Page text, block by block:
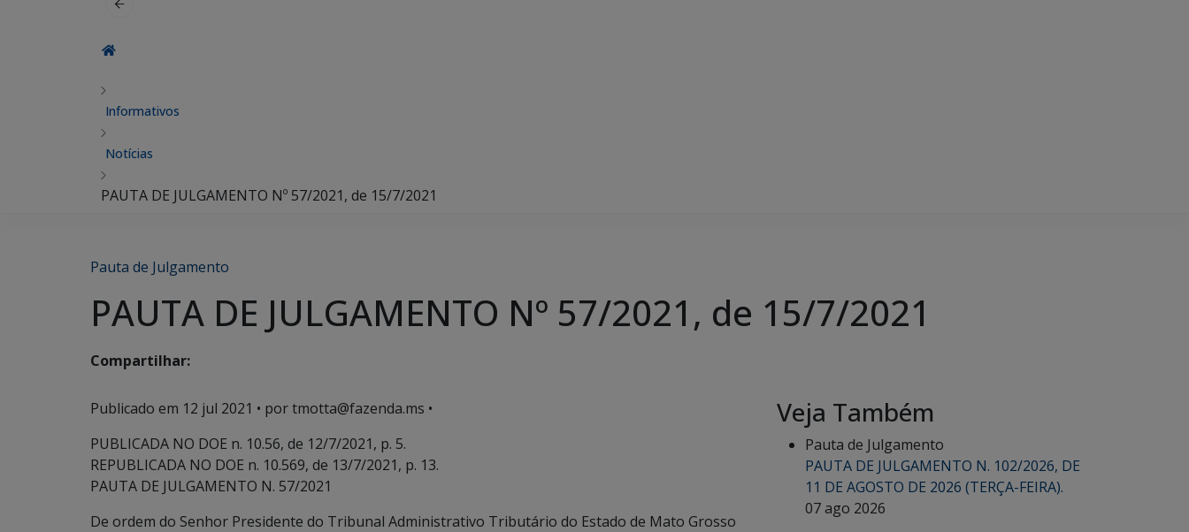
Informativos
Notícias
PAUTA DE JULGAMENTO Nº 57/2021, de 15/7/2021
Pauta de Julgamento
PAUTA DE JULGAMENTO Nº 57/2021, de 15/7/2021
Compartilhar:
Publicado em 12 jul 2021 • por tmotta@fazenda.ms •
PUBLICADA NO DOE n. 10.56, de 12/7/2021, p. 5.
REPUBLICADA NO DOE n. 10.569, de 13/7/2021, p. 13.
PAUTA DE JULGAMENTO N. 57/2021
De ordem do Senhor Presidente do Tribunal Administrativo Tributário do Estado de Mato Grosso
Veja Também
Pauta de Julgamento
PAUTA DE JULGAMENTO N. 102/2026, DE
11 DE AGOSTO DE 2026 (TERÇA-FEIRA).
07 ago 2026